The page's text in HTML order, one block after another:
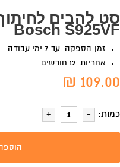
סט להבים
Bosch S925VF
זמן הספקה: עד 7 ימי עבודה
אחריות: 12 חודשים
109.00 ₪
כמות: